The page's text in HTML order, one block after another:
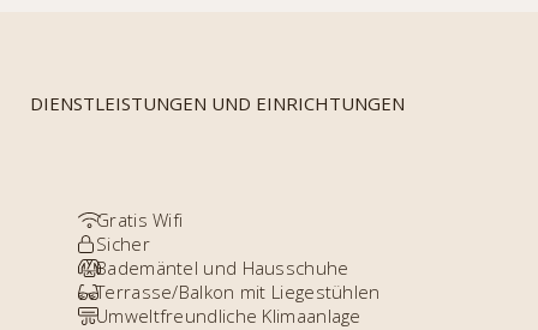
DIENSTLEISTUNGEN UND EINRICHTUNGEN
Gratis Wifi
Sicher
Bademäntel und Hausschuhe
Terrasse/Balkon mit Liegestühlen
Umweltfreundliche Klimaanlage